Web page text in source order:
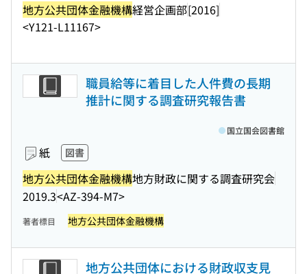
地方公共団体金融機構経営企画部[2016]
<Y121-L11167>
職員給等に着目した人件費の長期
推計に関する調査研究報告書
紙 図書
地方公共団体金融機構地方財政に関する調査研究会
2019.3<AZ-394-M7>
国立国会図書館
著者標目 地方公共団体金融機構
地方公共団体における財政収支見